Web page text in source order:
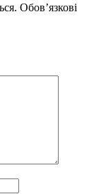
Обов’язкові